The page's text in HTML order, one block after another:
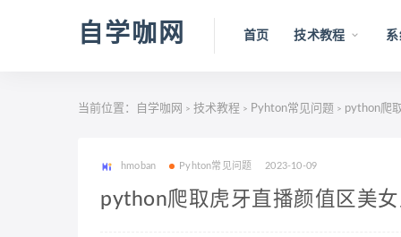
自学咖网 首页 技术教程
当前位置： 自学咖网 > 技术教程 > Pyhton常见问题 > python爬
hmoban Pyhton常见问题 2023-10-09
python爬取虎牙直播颜值区美